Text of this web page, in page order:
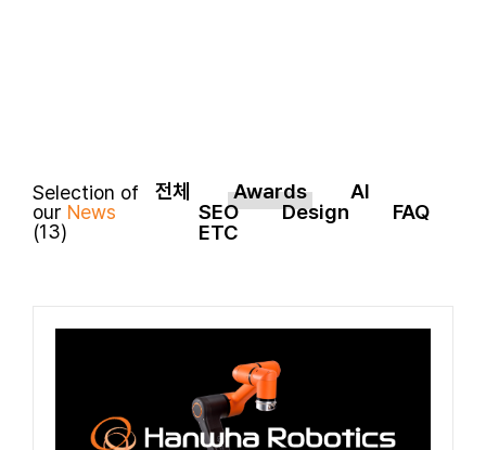
Selection of
our News
(13)
전체 Awards
AI
SEO
Design
FAQ
ETC